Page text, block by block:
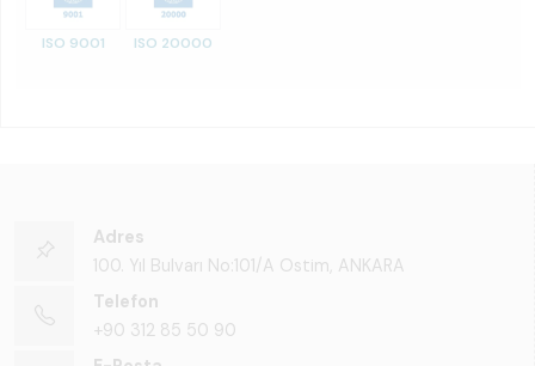
ISO 9001 ISO 20000
Adres
100. Yıl Bulvarı No:101/A Ostim, ANKARA
Telefon
+90 312 85 50 90